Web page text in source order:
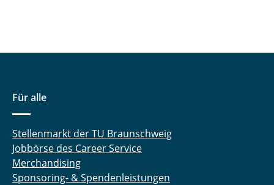
Für alle
Stellenmarkt der TU Braunschweig
Jobbörse des Career Service
Merchandising
Sponsoring- & Spendenleistungen